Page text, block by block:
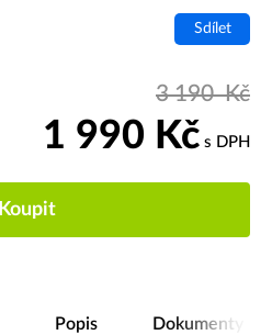
Sdílet
3 190Kč
1 990 Kč s DPH
Koupit
Popis Dokumenty